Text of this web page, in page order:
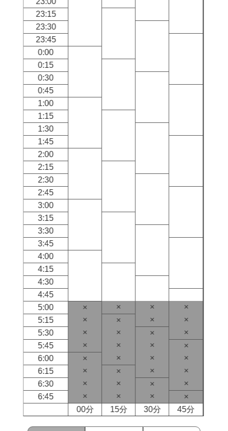
23:15
23:30
23:45
0:00
0:15
0:30
0:45
1:00
1:15
1:30
1:45
2:00
2:15
2:30
2:45
3:00
3:15
3:30
3:45
4:00
4:15
4:30
4:45
5:00
× × ×
×
5:15
× × ×
×
5:30
× × ×
×
5:45
× × ×
×
6:00
× × ×
×
6:15
× × ×
×
6:30
× × ×
×
6:45
× × ×
×
00分
15分 30分 45分